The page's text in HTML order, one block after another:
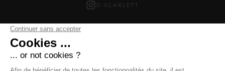
O'SCARLETT